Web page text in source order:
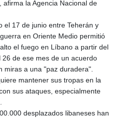
la Agencia Nacional de
el 17 de junio entre Teherán y
en Oriente Medio permitió
el fuego en Líbano a partir del
de ese mes de un acuerdo
miras a una "paz duradera".
mantener sus tropas en la
sus ataques, especialmente
desplazados libaneses han